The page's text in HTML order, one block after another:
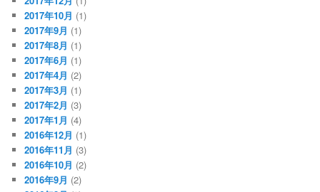
2017年10月 (1)
2017年9月 (1)
2017年8月 (1)
2017年6月 (1)
2017年4月 (2)
2017年3月 (1)
2017年2月 (3)
2017年1月 (4)
2016年12月 (1)
2016年11月 (3)
2016年10月 (2)
2016年9月 (2)